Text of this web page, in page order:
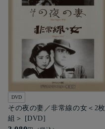
DVD
その夜の妻／非常線の女＜2枚
組＞ [DVD]